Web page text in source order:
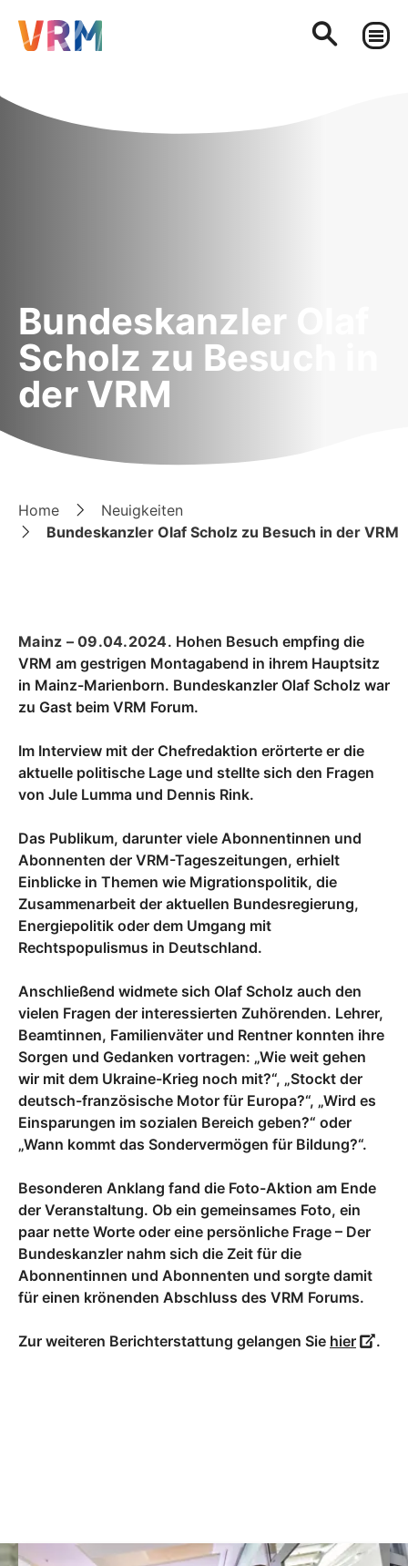
Bundeskanzler Olaf
Scholz zu Besuch in
der VRM
Home
Neuigkeiten
Bundeskanzler Olaf Scholz zu Besuch in der VRM
Mainz – 09.04.2024. Hohen Besuch empfing die
VRM am gestrigen Montagabend in ihrem Hauptsitz
in Mainz-Marienborn. Bundeskanzler Olaf Scholz war
zu Gast beim VRM Forum.
Im Interview mit der Chefredaktion erörterte er die
aktuelle politische Lage und stellte sich den Fragen
von Jule Lumma und Dennis Rink.
Das Publikum, darunter viele Abonnentinnen und
Abonnenten der VRM-Tageszeitungen, erhielt
Einblicke in Themen wie Migrationspolitik, die
Zusammenarbeit der aktuellen Bundesregierung,
Energiepolitik oder dem Umgang mit
Rechtspopulismus in Deutschland.
Anschließend widmete sich Olaf Scholz auch den
vielen Fragen der interessierten Zuhörenden. Lehrer,
Beamtinnen, Familienväter und Rentner konnten ihre
Sorgen und Gedanken vortragen: „Wie weit gehen
wir mit dem Ukraine-Krieg noch mit?“, „Stockt der
deutsch-französische Motor für Europa?“, „Wird es
Einsparungen im sozialen Bereich geben?“ oder
„Wann kommt das Sondervermögen für Bildung?“.
Besonderen Anklang fand die Foto-Aktion am Ende
der Veranstaltung. Ob ein gemeinsames Foto, ein
paar nette Worte oder eine persönliche Frage – Der
Bundeskanzler nahm sich die Zeit für die
Abonnentinnen und Abonnenten und sorgte damit
für einen krönenden Abschluss des VRM Forums.
Zur weiteren Berichterstattung gelangen Sie hier .